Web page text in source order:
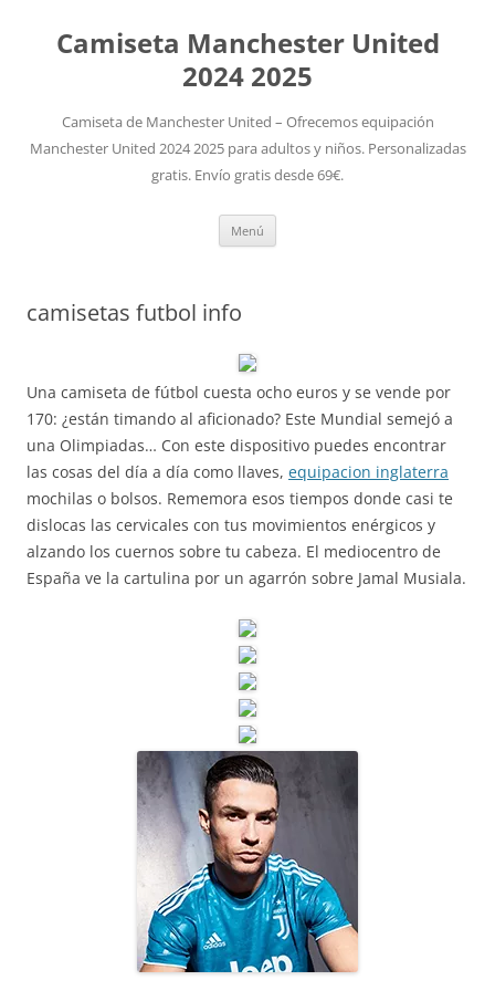
Camiseta Manchester United
2024 2025
Camiseta de Manchester United – Ofrecemos equipación
Manchester United 2024 2025 para adultos y niños. Personalizadas
gratis. Envío gratis desde 69€.
Menú
camisetas futbol info
Una camiseta de fútbol cuesta ocho euros y se vende por
170: ¿están timando al aficionado? Este Mundial semejó a
una Olimpiadas… Con este dispositivo puedes encontrar
las cosas del día a día como llaves, equipacion inglaterra
mochilas o bolsos. Rememora esos tiempos donde casi te
dislocas las cervicales con tus movimientos enérgicos y
alzando los cuernos sobre tu cabeza. El mediocentro de
España ve la cartulina por un agarrón sobre Jamal Musiala.